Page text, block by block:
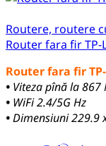
Routere, routere
Router fara fir TP-
Router fara fir
• Viteza pînă la 867
• WiFi 2.4/5G Hz
•Dimensiuni 229.9